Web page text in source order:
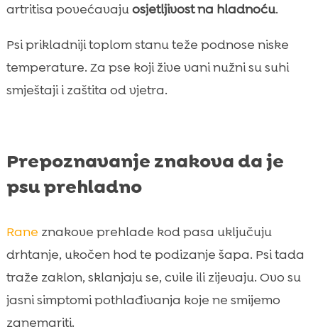
artritisa povećavajuosjetljivost na hladnoću.
Psi prikladniji toplom stanu teže podnose niske
temperature. Za pse koji žive vani nužni su suhi
smještaji i zaštita od vjetra.
Prepoznavanje znakova da je
psu prehladno
Rane znakove prehlade kod pasa uključuju
drhtanje, ukočen hod te podizanje šapa. Psi tada
traže zaklon, sklanjaju se, cvile ili zijevaju. Ovo su
jasni simptomi pothlađivanja koje ne smijemo
zanemariti.